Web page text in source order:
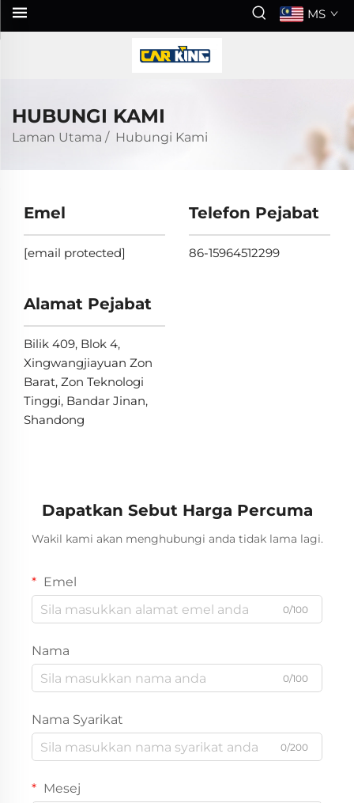
MS
HUBUNGI KAMI
Laman Utama / Hubungi Kami
Emel
[email protected]
Telefon Pejabat
86-15964512299
Alamat Pejabat
Bilik 409, Blok 4,
Xingwangjiayuan Zon
Barat, Zon Teknologi
Tinggi, Bandar Jinan,
Shandong
Dapatkan Sebut Harga Percuma
Wakil kami akan menghubungi anda tidak lama lagi.
Emel
0/100
Nama
0/100
Nama Syarikat
0/200
Mesej